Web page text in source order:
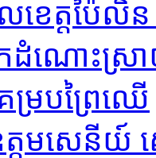
ខេត្តប៉ៃលិ
កដំណោះស្រា
ម្របព្រៃឈើ
តមសេនីយ៍